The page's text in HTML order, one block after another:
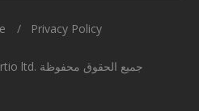
© 2014–2026 Convertio ltd. جميع الحقوق محفوظة
Privacy Policy